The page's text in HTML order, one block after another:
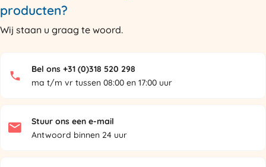
producten?
Wij staan u graag te woord.
Bel ons +31 (0)318 520 298
ma t/m vr tussen 08:00 en 17:00 uur
Stuur ons een e-mail
Antwoord binnen 24 uur